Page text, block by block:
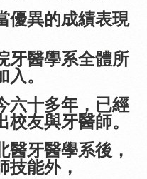
優異的成績表現
牙醫學系全體所
。
六十多年，已經
友與牙醫師。
醫牙醫學系後，
技能外，